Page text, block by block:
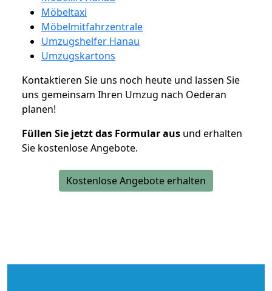
Möbeltaxi
Möbelmitfahrzentrale
Umzugshelfer Hanau
Umzugskartons
Kontaktieren Sie uns noch heute und lassen Sie
uns gemeinsam Ihren Umzug nach Oederan
planen!
Füllen Sie jetzt das Formular aus und erhalten
Sie kostenlose Angebote.
Kostenlose Angebote erhalten